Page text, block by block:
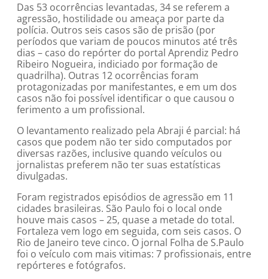
Das 53 ocorrências levantadas, 34 se referem a
agressão, hostilidade ou ameaça por parte da
polícia. Outros seis casos são de prisão (por
períodos que variam de poucos minutos até três
dias – caso do repórter do portal Aprendiz Pedro
Ribeiro Nogueira, indiciado por formação de
quadrilha). Outras 12 ocorrências foram
protagonizadas por manifestantes, e em um dos
casos não foi possível identificar o que causou o
ferimento a um profissional.
O levantamento realizado pela Abraji é parcial: há
casos que podem não ter sido computados por
diversas razões, inclusive quando veículos ou
jornalistas preferem não ter suas estatísticas
divulgadas.
Foram registrados episódios de agressão em 11
cidades brasileiras. São Paulo foi o local onde
houve mais casos – 25, quase a metade do total.
Fortaleza vem logo em seguida, com seis casos. O
Rio de Janeiro teve cinco. O jornal Folha de S.Paulo
foi o veículo com mais vitimas: 7 profissionais, entre
repórteres e fotógrafos.